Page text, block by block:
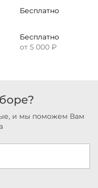
Бесплатно
Бесплатно
от 5 000 ₽
и мы поможем Вам